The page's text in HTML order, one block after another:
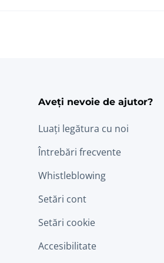
Aveți nevoie de ajutor?
Luați legătura cu noi
Întrebări frecvente
Whistleblowing
Setări cont
Setări cookie
Accesibilitate